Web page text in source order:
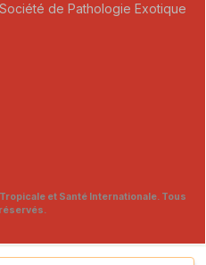
de Pathologie Exotique
et Santé Internationale. Tous